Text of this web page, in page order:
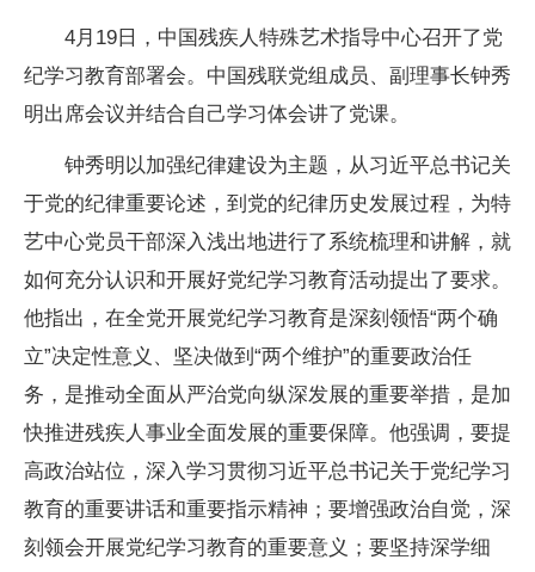
4月 19 日，中国残疾人特殊艺术指导中心召开了党
纪学习教育部署会。中国残联党组成员、副理事长钟秀
明出席会议并结合自己学习体会讲了党课。
钟秀明以加强纪律建设为主题，从习近平总书记关
于党的纪律重要论述，到党的纪律历史发展过程，为特
艺中心党员干部深入浅出地进行了系统梳理和讲解，就
如何充分认识和开展好党纪学习教育活动提出了要求。
他指出，在全党开展党纪学习教育是深刻领悟“两个确
立”决定性意义、坚决做到“两个维护”的重要政治任
务，是推动全面从严治党向纵深发展的重要举措，是加
快推进残疾人事业全面发展的重要保障。他强调，要提
高政治站位，深入学习贯彻习近平总书记关于党纪学习
教育的重要讲话和重要指示精神；要增强政治自觉，深
刻领会开展党纪学习教育的重要意义；要坚持深学细